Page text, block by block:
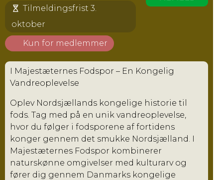
Tilmeldingsfrist 3.
oktober
Kun for medlemmer
I Majestæternes Fodspor – En Kongelig
Vandreoplevelse
Oplev Nordsjællands kongelige historie til
fods. Tag med på en unik vandreoplevelse,
hvor du følger i fodsporene af fortidens
konger gennem det smukke Nordsjælland. I
Majestæternes Fodspor kombinerer
naturskønne omgivelser med kulturarv og
fører dig gennem Danmarks kongelige